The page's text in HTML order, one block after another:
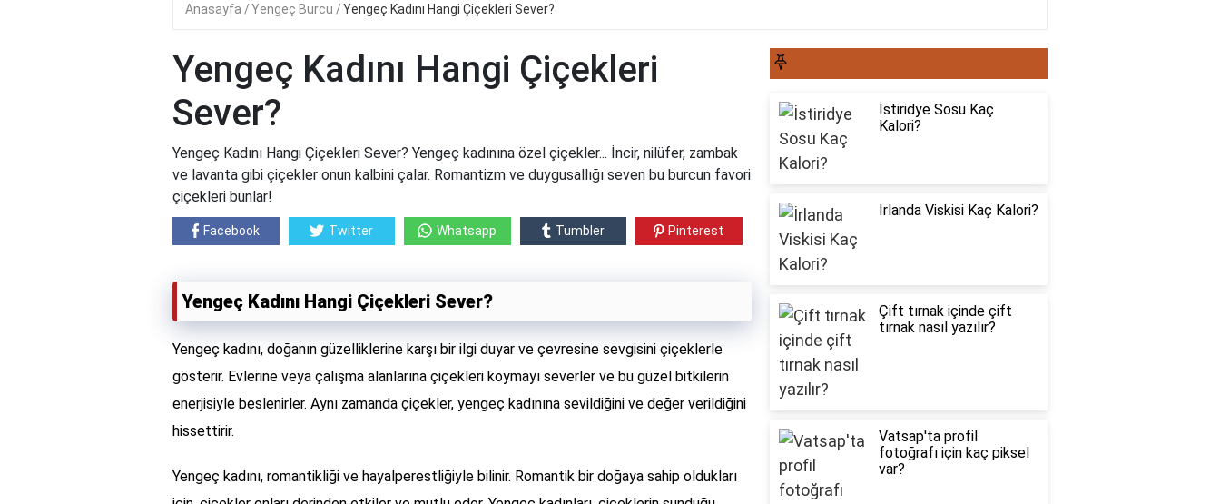
Anasayfa Yengeç Burcu Yengeç Kadını Hangi Çiçekleri Sever?
Yengeç Kadını Hangi Çiçekleri
Sever?
Yengeç Kadını Hangi Çiçekleri Sever? Yengeç kadınına özel çiçekler... İncir, nilüfer, zambak
ve lavanta gibi çiçekler onun kalbini çalar. Romantizm ve duygusallığı seven bu burcun favori
çiçekleri bunlar!
Facebook Twitter Whatsapp Tumbler Pinterest
Yengeç Kadını Hangi Çiçekleri Sever?
Yengeç kadını, doğanın güzelliklerine karşı bir ilgi duyar ve çevresine sevgisini çiçeklerle
gösterir. Evlerine veya çalışma alanlarına çiçekleri koymayı severler ve bu güzel bitkilerin
enerjisiyle beslenirler. Aynı zamanda çiçekler, yengeç kadınına sevildiğini ve değer verildiğini
hissettirir.
Yengeç kadını, romantikliği ve hayalperestliğiyle bilinir. Romantik bir doğaya sahip oldukları
İstiridye Sosu Kaç
Kalori?
İrlanda Viskisi Kaç Kalori?
Çift tırnak içinde çift
tırnak nasıl yazılır?
Vatsap'ta profil
fotoğrafı için kaç piksel
var?